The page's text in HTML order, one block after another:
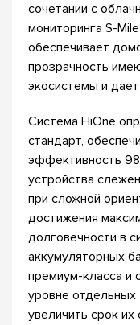
сочетании с
мониторинга S-
обеспечивает
прозрачность
экосистемы и
Система HiOne
стандарт,
эффективность
устройства
при сложной
достижения
долговечности в
аккумуляторных
премиум-класса и
уровне отдельных
увеличить срок